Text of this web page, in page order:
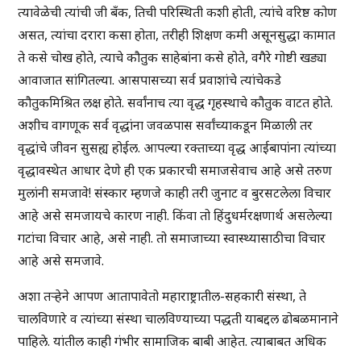
त्यावेळेची त्यांची जी बँक, तिची परिस्थिती कशी होती, त्यांचे वरिष्ठ कोण
असत, त्यांचा दरारा कसा होता, तरीही शिक्षण कमी असूनसुद्धा कामात
ते कसे चोख होते, त्याचे कौतुक साहेबांना कसे होते, वगैरे गोष्टी खड्या
आवाजात सांगितल्या. आसपासच्या सर्व प्रवाशांचे त्यांचेकडे
कौतुकमिश्रित लक्ष होते. सर्वांनाच त्या वृद्ध गृहस्थाचे कौतुक वाटत होते.
अशीच वागणूक सर्व वृद्धांना जवळपास सर्वांच्याकडून मिळाली तर
वृद्धांचे जीवन सुसह्य होईल. आपल्या रक्ताच्या वृद्ध आईबापांना त्यांच्या
वृद्धावस्थेत आधार देणे ही एक प्रकारची समाजसेवाच आहे असे तरुण
मुलांनी समजावे! संस्कार म्हणजे काही तरी जुनाट व बुरसटलेला विचार
आहे असे समजायचे कारण नाही. किंवा तो हिंदुधर्मरक्षणार्थ असलेल्या
गटांचा विचार आहे, असे नाही. तो समाजाच्या स्वास्थ्यासाठीचा विचार
आहे असे समजावे.
अशा तऱ्हेने आपण आतापावेतो महाराष्ट्रातील-सहकारी संस्था, ते
चालविणारे व त्यांच्या संस्था चालविण्याच्या पद्धती याबद्दल ढोबळमानाने
पाहिले. यांतील काही गंभीर सामाजिक बाबी आहेत. त्याबाबत अधिक